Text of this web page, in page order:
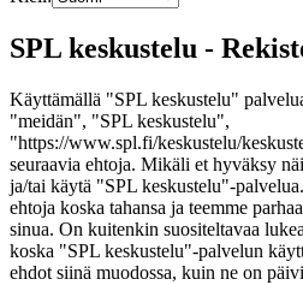
SPL keskustelu -
Käyttämällä "SPL keskustelu"
"meidän", "SPL keskustelu",
"https://www.spl.fi/keskustelu/
seuraavia ehtoja. Mikäli et hyväksy
ja/tai käytä "SPL keskustelu"-
ehtoja koska tahansa ja teemme
sinua. On kuitenkin suositeltavaa
koska "SPL keskustelu"-palvelun
ehdot siinä muodossa, kuin ne on